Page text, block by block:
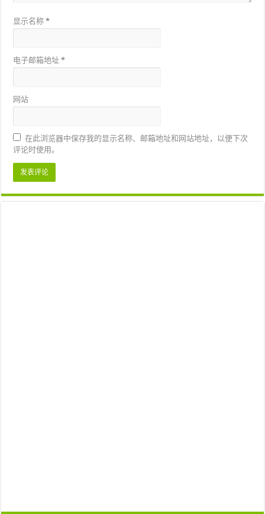
显示名称*
电子邮箱地址*
网站
在此浏览器中保存我的显示名称、邮箱地址和网站地址，以便下次
评论时使用。